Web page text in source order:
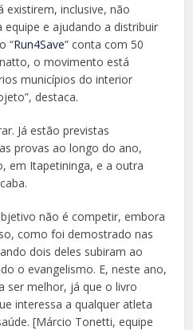
inclusive, não
e ajudando a distribuir
“Run4Save” conta com 50
o movimento está
municípios do interior
destaca.
Já estão previstas
provas ao longo do ano,
em Itapetininga, e a outra
não é competir, embora
como foi demostrado nas
dois deles subiram ao
o evangelismo. E, neste ano,
ser melhor, já que o livro
interessa a qualquer atleta
[Márcio Tonetti, equipe